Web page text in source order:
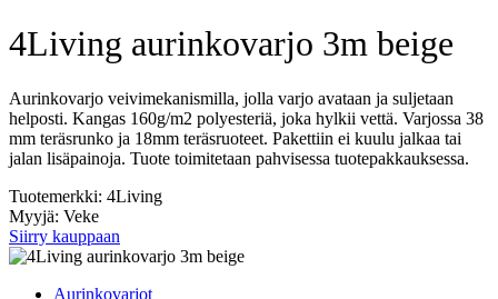
4Living aurinkovarjo 3m beige
Aurinkovarjo veivimekanismilla, jolla varjo avataan ja suljetaan
helposti. Kangas 160g/m2 polyesteriä, joka hylkii vettä. Varjossa 38
mm teräsrunko ja 18mm teräsruoteet. Pakettiin ei kuulu jalkaa tai
jalan lisäpainoja. Tuote toimitetaan pahvisessa tuotepakkauksessa.
Tuotemerkki: 4Living
Myyjä: Veke
Siirry kauppaan
Aurinkovarjot